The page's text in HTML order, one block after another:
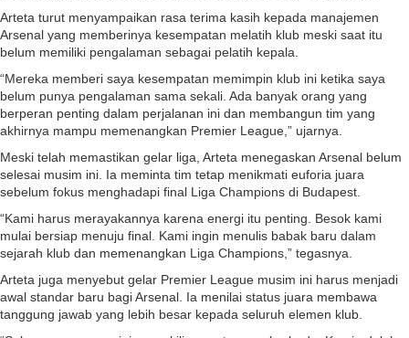
Arteta turut menyampaikan rasa terima kasih kepada manajemen
Arsenal yang memberinya kesempatan melatih klub meski saat itu
belum memiliki pengalaman sebagai pelatih kepala.
“Mereka memberi saya kesempatan memimpin klub ini ketika saya
belum punya pengalaman sama sekali. Ada banyak orang yang
berperan penting dalam perjalanan ini dan membangun tim yang
akhirnya mampu memenangkan Premier League,” ujarnya.
Meski telah memastikan gelar liga, Arteta menegaskan Arsenal belum
selesai musim ini. Ia meminta tim tetap menikmati euforia juara
sebelum fokus menghadapi final Liga Champions di Budapest.
“Kami harus merayakannya karena energi itu penting. Besok kami
mulai bersiap menuju final. Kami ingin menulis babak baru dalam
sejarah klub dan memenangkan Liga Champions,” tegasnya.
Arteta juga menyebut gelar Premier League musim ini harus menjadi
awal standar baru bagi Arsenal. Ia menilai status juara membawa
tanggung jawab yang lebih besar kepada seluruh elemen klub.